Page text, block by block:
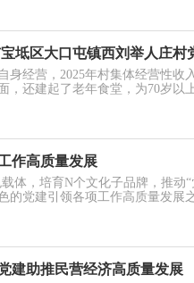
坻区大口屯镇西刘举人庄村
身经营，2025年村集体经营性收
还建起了老年食堂，为70岁以
作高质量发展
体，培育N个文化子品牌，推动
党建引领各项工作高质量发展之
建助推民营经济高质量发展